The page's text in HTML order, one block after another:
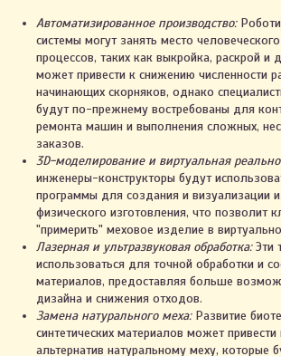
Автоматизированное производство:
системы могут занять место
процессов, таких как выкройка, раскрой и
может привести к снижению численности
начинающих скорняков, однако
будут по-прежнему востребованы для
ремонта машин и выполнения сложных,
заказов.
3D-моделирование и виртуальная
инженеры-конструкторы будут
программы для создания и визуализации
физического изготовления, что позволит
"примерить" меховое изделие в
Лазерная и ультразвуковая обработка:Эти
использоваться для точной обработки и
материалов, предоставляя больше
дизайна и снижения отходов.
Замена натурального меха:Развитие
синтетических материалов может
альтернатив натуральному меху, которые